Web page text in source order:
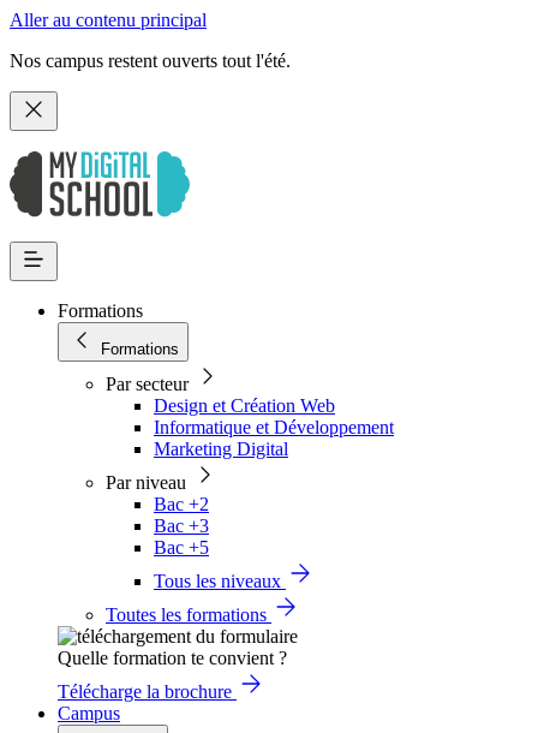
Aller au contenu principal
Nos campus restent ouverts tout l'été.
Formations
Formations
Par secteur
Design et Création Web
Informatique et Développement
Marketing Digital
Par niveau
Bac +2
Bac +3
Bac +5
Tous les niveaux
Toutes les formations
Quelle formation te convient ?
Télécharge la brochure
Campus